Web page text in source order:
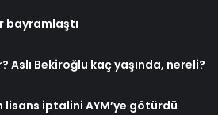
bayramlaştı
Aslı Bekiroğlu kaç yaşında, nereli?
lisans iptalini AYM’ye götürdü